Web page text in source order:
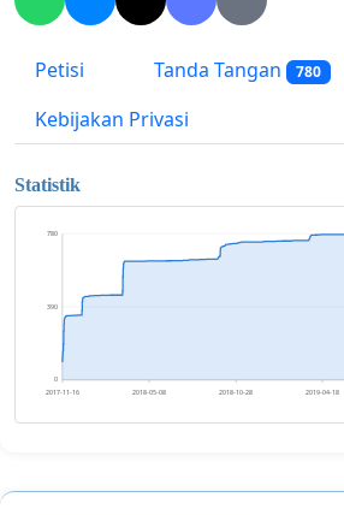
Petisi Tanda Tangan 780
Kebijakan Privasi
Statistik
0
390
780
2017-11-16 2018-05-08 2018-10-28 2019-04-18